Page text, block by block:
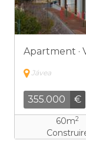
Apartment ·
Jávea
355.000 €
60m2